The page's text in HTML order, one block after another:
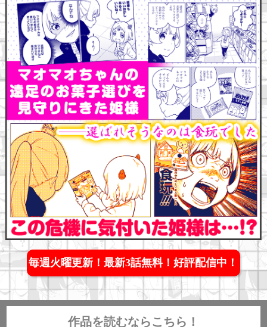
毎週火曜更新！最新3話無料！好評配信中！
作品を読むならこちら！